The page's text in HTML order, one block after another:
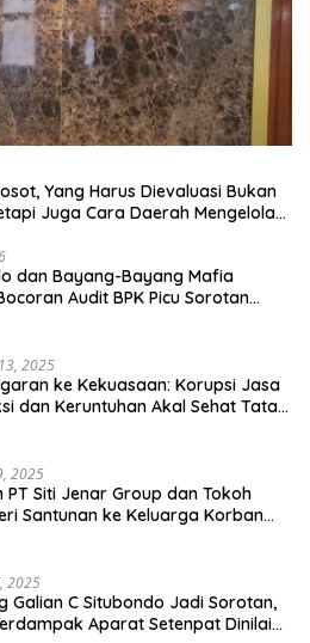
Yang Harus Dievaluasi Bukan
Juga Cara Daerah Mengelola
dan Bayang-Bayang Mafia
Audit BPK Picu Sorotan
2025
ke Kekuasaan: Korupsi Jasa
dan Keruntuhan Akal Sehat Tata
2025
PT Siti Jenar Group dan Tokoh
Santunan ke Keluarga Korban
2025
Galian C Situbondo Jadi Sorotan,
Aparat Setenpat Dinilai